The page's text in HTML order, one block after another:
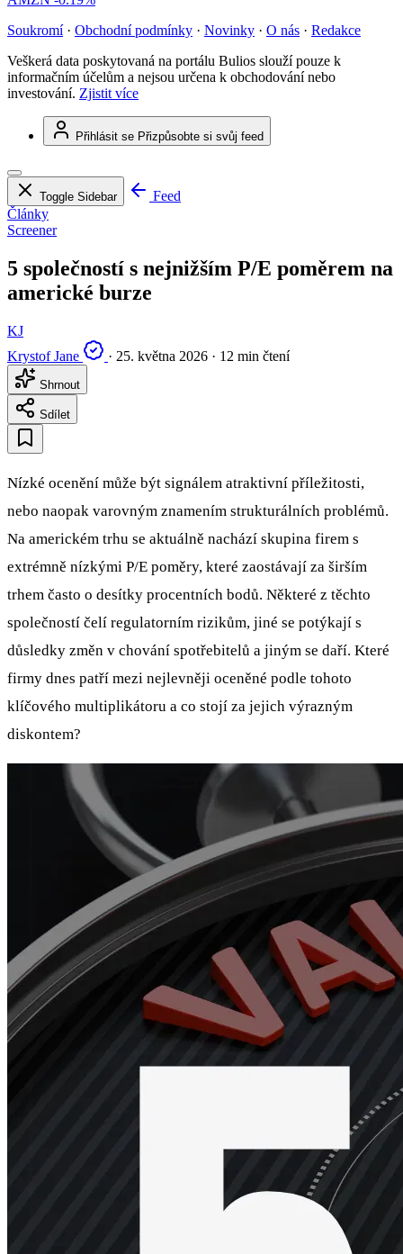
Soukromí · Obchodní podmínky · Novinky · O nás · Redakce
Veškerá data poskytovaná na portálu Bulios slouží pouze k
informačním účelům a nejsou určena k obchodování nebo
investování. Zjistit více
Přihlásit se Přizpůsobte si svůj feed
Toggle Sidebar
Feed
Články
Screener
5 společností s nejnižším P/E poměrem na
americké burze
KJ
Krystof Jane
· 25. května 2026 · 12 min čtení
Shrnout
Sdílet
Nízké ocenění může být signálem atraktivní příležitosti,
nebo naopak varovným znamením strukturálních problémů.
Na americkém trhu se aktuálně nachází skupina firem s
extrémně nízkými P/E poměry, které zaostávají za širším
trhem často o desítky procentních bodů. Některé z těchto
společností čelí regulatorním rizikům, jiné se potýkají s
důsledky změn v chování spotřebitelů a jiným se daří. Které
firmy dnes patří mezi nejlevněji oceněné podle tohoto
klíčového multiplikátoru a co stojí za jejich výrazným
diskontem?